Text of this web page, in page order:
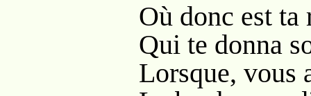
Où donc est ta
Qui te donna
Lorsque, vous